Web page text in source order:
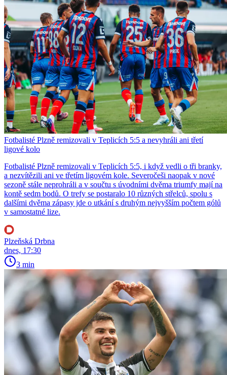
Fotbalisté Plzně remizovali v Teplicích 5:5 a nevyhráli ani třetí
ligové kolo
Fotbalisté Plzně remizovali v Teplicích 5:5, i když vedli o tři branky,
a nezvítězili ani ve třetím ligovém kole. Severočeši naopak v nové
sezoně stále neprohráli a v součtu s úvodními dvěma triumfy mají na
kontě sedm bodů. O trefy se postaralo 10 různých střelců, spolu s
dalšími dvěma zápasy jde o utkání s druhým nejvyšším počtem gólů
v samostatné lize.
Plzeňská Drbna
dnes, 17:30
3 min